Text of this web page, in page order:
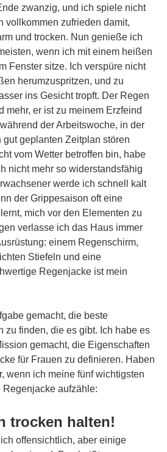
zwanzig, und ich spiele nicht
vollkommen zufrieden damit,
und trocken. Nun genieße ich
wenn ich mit einem heißen
Fenster sitze. Ich verspüre nicht
herumzuspritzen, und zu
ins Gesicht tropft. Der Regen
mehr, er ist zu meinem Erzfeind
der Arbeitswoche, in der
geplanten Zeitplan stören
vom Wetter betroffen bin, habe
nicht mehr so widerstandsfähig
werde ich schnell kalt
der Grippesaison oft eine
mich vor den Elementen zu
verlasse ich das Haus immer
einem Regenschirm,
Stiefeln und eine
Regenjacke ist mein
gemacht, die beste
zu finden, die es gibt. Ich habe es
gemacht, die Eigenschaften
für Frauen zu definieren. Haben
wenn ich meine fünf wichtigsten
Regenjacke aufzähle:
trocken halten!
offensichtlich, aber einige